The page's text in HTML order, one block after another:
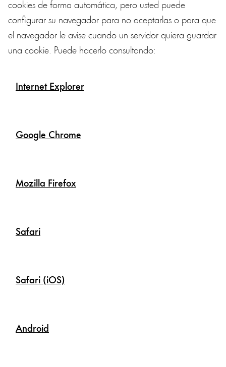
cookies de forma automática, pero usted puede
configurar su navegador para no aceptarlas o para que
el navegador le avise cuando un servidor quiera guardar
una cookie. Puede hacerlo consultando:
Internet Explorer
Google Chrome
Mozilla Firefox
Safari
Safari (iOS)
Android